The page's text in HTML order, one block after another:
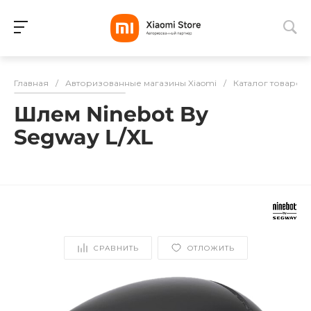
Разбейте
оплатуна части
Главная / Авторизованные магазины Xiaomi / Каталог товаров
Шлем Ninebot By
Segway L/XL
СРАВНИТЬ ОТЛОЖИТЬ